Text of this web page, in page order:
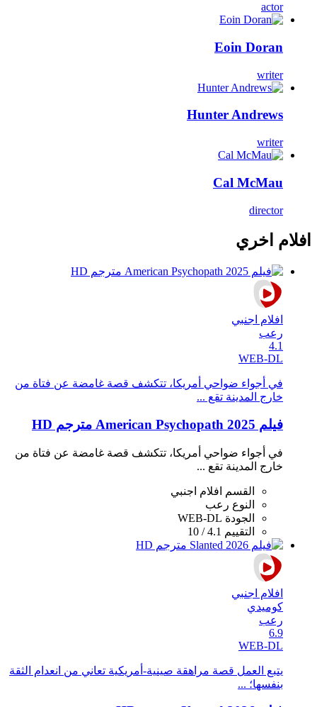
actor
Eoin Doran
writer
Hunter Andrews
writer
Cal McMau
director
افلام اخري
افلام اجنبي
رعب
4.1
WEB-DL
في أجواء ضواحي أمريكا، تتكشف قصة غامضة عن فتاة من
خارج المدينة تقع ...
فيلم American Psychopath 2025 مترجم HD
في أجواء ضواحي أمريكا، تتكشف قصة غامضة عن فتاة من
خارج المدينة تقع ...
القسم
افلام اجنبي
النوع رعب
الجودة WEB-DL
التقييم 4.1 / 10
افلام اجنبي
كوميدي
رعب
6.9
WEB-DL
يتبع العمل قصة مراهقة صينية-أمريكية تعاني من انعدام الثقة
بنفسها؛ ...